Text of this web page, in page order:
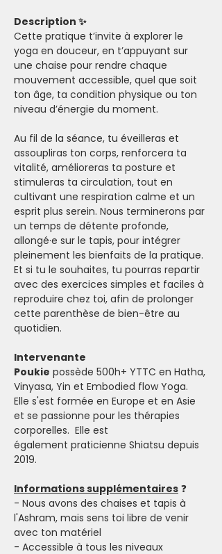
Description ✨
Cette pratique t’invite à explorer le
yoga en douceur, en t’appuyant sur
une chaise pour rendre chaque
mouvement accessible, quel que soit
ton âge, ta condition physique ou ton
niveau d’énergie du moment.
Au fil de la séance, tu éveilleras et
assoupliras ton corps, renforcera ta
vitalité, amélioreras ta posture et
stimuleras ta circulation, tout en
cultivant une respiration calme et un
esprit plus serein. Nous terminerons par
un temps de détente profonde,
allongé·e sur le tapis, pour intégrer
pleinement les bienfaits de la pratique.
Et si tu le souhaites, tu pourras repartir
avec des exercices simples et faciles à
reproduire chez toi, afin de prolonger
cette parenthèse de bien-être au
quotidien.
Intervenante
Poukie possède 500h+ YTTC en Hatha,
Vinyasa, Yin et Embodied flow Yoga.
Elle s'est formée en Europe et en Asie
et se passionne pour les thérapies
corporelles.  Elle est
également praticienne Shiatsu depuis
2019.
Informations supplémentaires ❓
- Nous avons des chaises et tapis à
l'Ashram, mais sens toi libre de venir
avec ton matériel
- Accessible à tous les niveaux